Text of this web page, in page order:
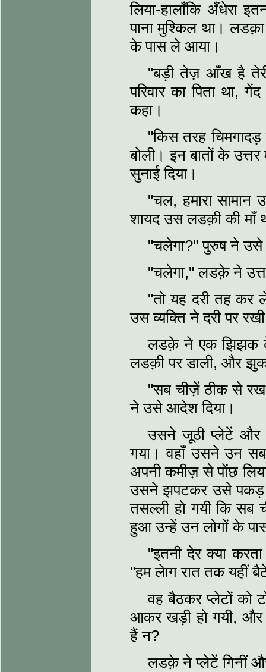
लिया-हालाँकि अँधेरा
पाना मुश्किल था।
के पास ले आया।
"बड़ी तेज़ आँख है
परिवार का पिता था,
कहा।
"किस तरह
बोली। इन बातों के
सुनाई दिया।
"चल, हमारा सामान
शायद उस लडक़ी की माँ
"चलेगा?" पुरुष ने
"चलेगा," लडक़े ने
"तो यह दरी तह कर
उस व्यक्ति ने दरी पर
लडक़े ने एक झिझक के
लडक़ी पर डाली, और
"सब चीज़ें ठीक से
ने उसे आदेश दिया।
उसने जूठी प्लेटें और
गया। वहाँ उसने उन
अपनी कमीज़ से पोंछ
उसने झपटकर उसे पकड़
तसल्ली हो गयी कि सब
हुआ उन्हें उन लोगों के
"इतनी देर क्या
"हम लेाग रात तक यहीं
वह बैठकर प्लेटों को
आकर खड़ी हो गयी, और
हैं न?
लडक़े ने प्लेटें गिनीं